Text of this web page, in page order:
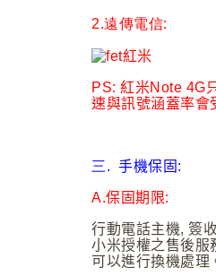
2.遠傳電信:
PS: 紅米Note 4G
速與訊號涵蓋率會
三. 手機保固:
A.保固期限:
行動電話主機, 簽
小米授權之售後服
可以進行換機處理